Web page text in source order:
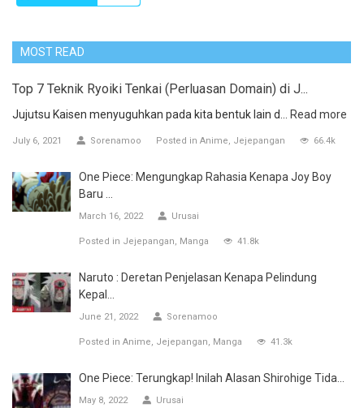
MOST READ
Top 7 Teknik Ryoiki Tenkai (Perluasan Domain) di J...
Jujutsu Kaisen menyuguhkan pada kita bentuk lain d... Read more
July 6, 2021 Sorenamoo Posted in Anime Jejepangan 66.4k
One Piece: Mengungkap Rahasia Kenapa Joy Boy
Baru ...
March 16, 2022 Urusai
Posted in Jejepangan Manga 41.8k
Naruto : Deretan Penjelasan Kenapa Pelindung
Kepal...
June 21, 2022 Sorenamoo
Posted in Anime Jejepangan Manga 41.3k
One Piece: Terungkap! Inilah Alasan Shirohige Tida...
May 8, 2022 Urusai